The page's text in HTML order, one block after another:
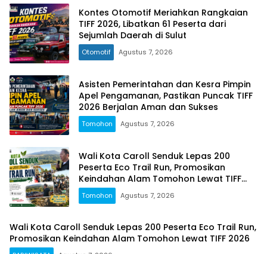
Kontes Otomotif Meriahkan Rangkaian
TIFF 2026, Libatkan 61 Peserta dari
Sejumlah Daerah di Sulut
Otomotif Agustus 7, 2026
Asisten Pemerintahan dan Kesra Pimpin
Apel Pengamanan, Pastikan Puncak TIFF
2026 Berjalan Aman dan Sukses
Tomohon Agustus 7, 2026
Wali Kota Caroll Senduk Lepas 200
Peserta Eco Trail Run, Promosikan
Keindahan Alam Tomohon Lewat TIFF
2026
Tomohon Agustus 7, 2026
Wali Kota Caroll Senduk Lepas 200 Peserta Eco Trail Run,
Promosikan Keindahan Alam Tomohon Lewat TIFF 2026